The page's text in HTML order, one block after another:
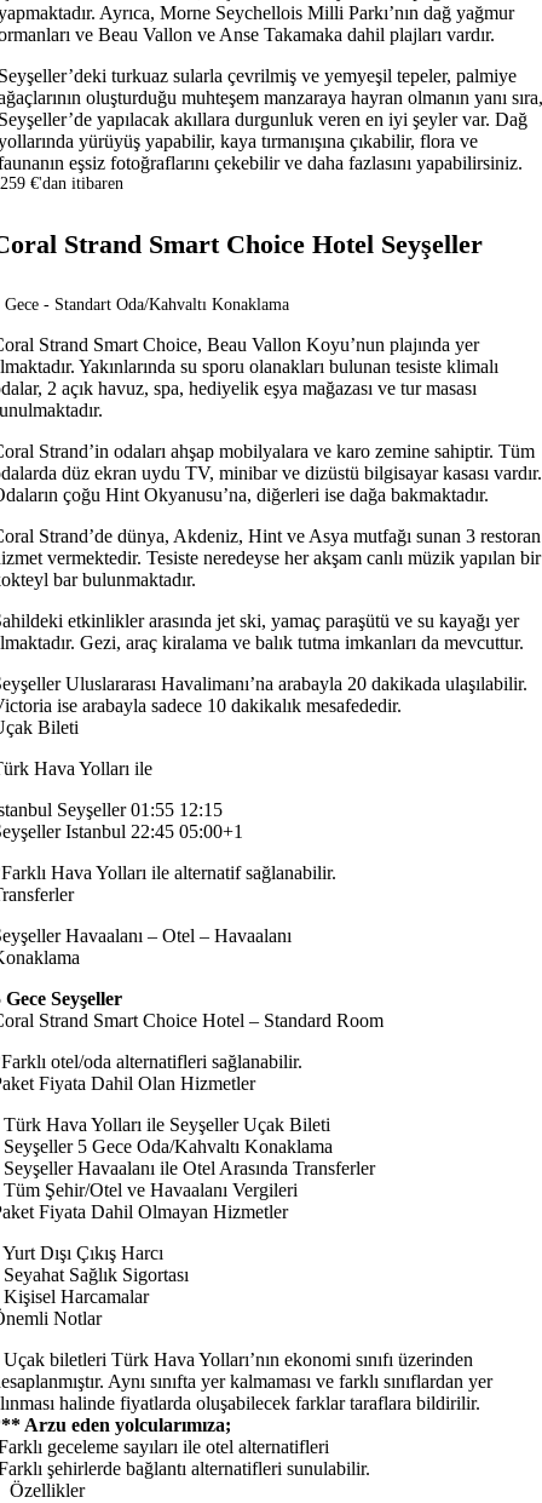
Ayrıca, Morne Seychellois Milli Parkı’nın dağ yağmur
ve Beau Vallon ve Anse Takamaka dahil plajları vardır.
turkuaz sularla çevrilmiş ve yemyeşil tepeler, palmiye
oluşturduğu muhteşem manzaraya hayran olmanın yanı sıra,
yapılacak akıllara durgunluk veren en iyi şeyler var. Dağ
yürüyüş yapabilir, kaya tırmanışına çıkabilir, flora ve
eşsiz fotoğraflarını çekebilir ve daha fazlasını yapabilirsiniz.
€'dan itibaren
Strand Smart Choice Hotel Seyşeller
Gece - Standart Oda/Kahvaltı Konaklama
Strand Smart Choice, Beau Vallon Koyu’nun plajında yer
Yakınlarında su sporu olanakları bulunan tesiste klimalı
2 açık havuz, spa, hediyelik eşya mağazası ve tur masası
Strand’in odaları ahşap mobilyalara ve karo zemine sahiptir. Tüm
düz ekran uydu TV, minibar ve dizüstü bilgisayar kasası vardır.
çoğu Hint Okyanusu’na, diğerleri ise dağa bakmaktadır.
Strand’de dünya, Akdeniz, Hint ve Asya mutfağı sunan 3 restoran
vermektedir. Tesiste neredeyse her akşam canlı müzik yapılan bir
bar bulunmaktadır.
etkinlikler arasında jet ski, yamaç paraşütü ve su kayağı yer
Gezi, araç kiralama ve balık tutma imkanları da mevcuttur.
Uluslararası Havalimanı’na arabayla 20 dakikada ulaşılabilir.
ise arabayla sadece 10 dakikalık mesafededir.
Bileti
Hava Yolları ile
Seyşeller 01:55 12:15
Istanbul 22:45 05:00+1
Hava Yolları ile alternatif sağlanabilir.
Havaalanı – Otel – Havaalanı
Gece Seyşeller
Strand Smart Choice Hotel – Standard Room
otel/oda alternatifleri sağlanabilir.
Fiyata Dahil Olan Hizmetler
Türk Hava Yolları ile Seyşeller Uçak Bileti
Seyşeller 5 Gece Oda/Kahvaltı Konaklama
Seyşeller Havaalanı ile Otel Arasında Transferler
Tüm Şehir/Otel ve Havaalanı Vergileri
Fiyata Dahil Olmayan Hizmetler
Yurt Dışı Çıkış Harcı
Seyahat Sağlık Sigortası
Kişisel Harcamalar
Notlar
Uçak biletleri Türk Hava Yolları’nın ekonomi sınıfı üzerinden
Aynı sınıfta yer kalmaması ve farklı sınıflardan yer
halinde fiyatlarda oluşabilecek farklar taraflara bildirilir.
Arzu eden yolcularımıza;
geceleme sayıları ile otel alternatifleri
şehirlerde bağlantı alternatifleri sunulabilir.
Özellikler